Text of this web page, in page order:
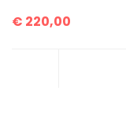
€ 220,00